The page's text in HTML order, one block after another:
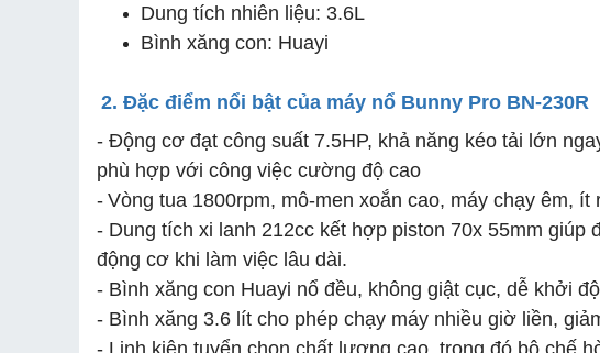
Dung tích nhiên liệu: 3.6L
Bình xăng con: Huayi
2. Đặc điểm nổi bật của máy nổ Bunny Pro BN-230R
- Động cơ đạt công suất 7.5HP, khả năng kéo tải lớn
phù hợp với công việc cường độ cao
- Vòng tua 1800rpm, mô-men xoắn cao, máy chạy êm,
- Dung tích xi lanh 212cc kết hợp piston 70x 55mm giúp
động cơ khi làm việc lâu dài.
- Bình xăng con Huayi nổ đều, không giật cục, dễ khởi
- Bình xăng 3.6 lít cho phép chạy máy nhiều giờ liền,
- Linh kiện tuyển chọn chất lượng cao, trong đó bộ chế